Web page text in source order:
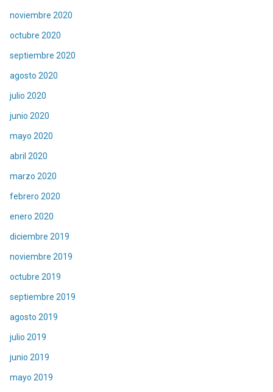
noviembre 2020
octubre 2020
septiembre 2020
agosto 2020
julio 2020
junio 2020
mayo 2020
abril 2020
marzo 2020
febrero 2020
enero 2020
diciembre 2019
noviembre 2019
octubre 2019
septiembre 2019
agosto 2019
julio 2019
junio 2019
mayo 2019